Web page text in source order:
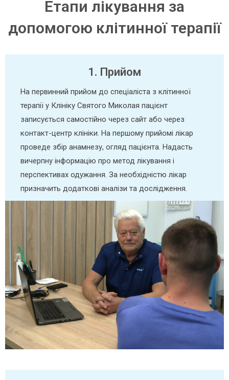
Етапи лікування за
допомогою клітинної терапії
1. Прийом
На первинний прийом до спеціаліста з клітинної
терапії у Клініку Святого Миколая пацієнт
записується самостійно через сайт або через
контакт-центр клініки. На першому прийомі лікар
проведе збір анамнезу, огляд пацієнта. Надасть
вичерпну інформацію про метод лікування і
перспективах одужання. За необхідністю лікар
призначить додаткові аналізи та дослідження.